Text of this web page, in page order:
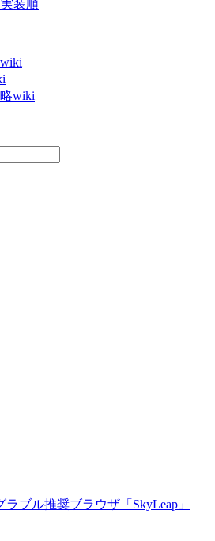
装順
wiki
ブル推奨ブラウザ「SkyLeap」